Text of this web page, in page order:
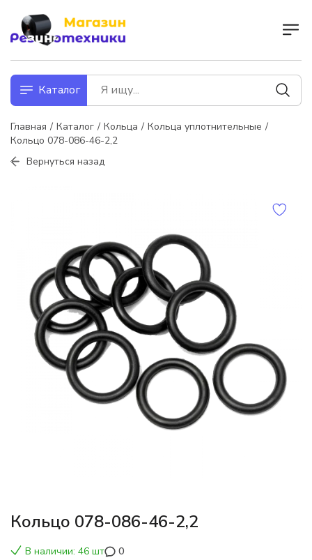
Каталог
Главная Каталог Кольца
Кольца уплотнительные
Кольцо 078-086-46-2,2
Вернуться назад
Кольцо 078-086-46-2,2
В наличии: 46 шт 0